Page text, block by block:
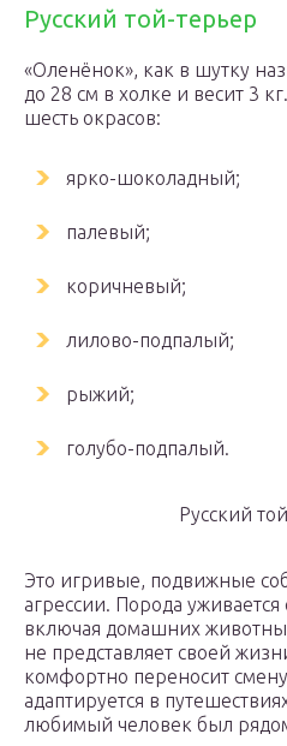
Русский той-терьер
«Оленёнок», как в шутку
до 28 см в холке и весит 3
шесть окрасов:
ярко-шоколадный;
палевый;
коричневый;
лилово-подпалый;
рыжий;
голубо-подпалый.
Русский
Это игривые, подвижные
агрессии. Порода
включая домашних
не представляет своей
комфортно переносит
адаптируется в
любимый человек был